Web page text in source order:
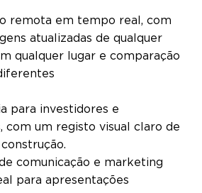
remota em tempo real, com
atualizadas de qualquer
qualquer lugar e comparação
para investidores e
com um registo visual claro de
comunicação e marketing
para apresentações